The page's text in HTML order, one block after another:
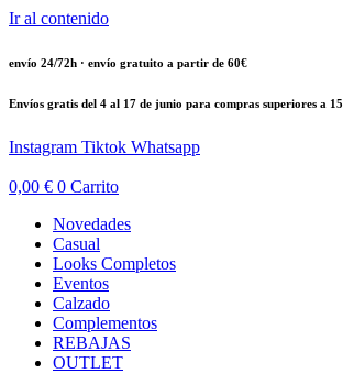
Ir al contenido
envío 24/72h · envío gratuito a partir de 60€
Envíos gratis del 4 al 17 de junio para compras superiores a
Instagram Tiktok Whatsapp
0,00 € 0 Carrito
Novedades
Casual
Looks Completos
Eventos
Calzado
Complementos
REBAJAS
OUTLET